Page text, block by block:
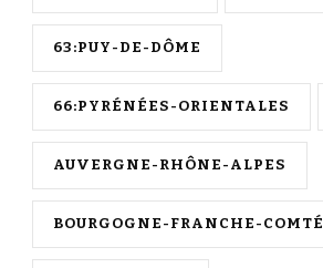
63:PUY-DE-DÔME
66:PYRÉNÉES-ORIENTALES
AUVERGNE-RHÔNE-ALPES
BOURGOGNE-FRANCHE-COMTÉ